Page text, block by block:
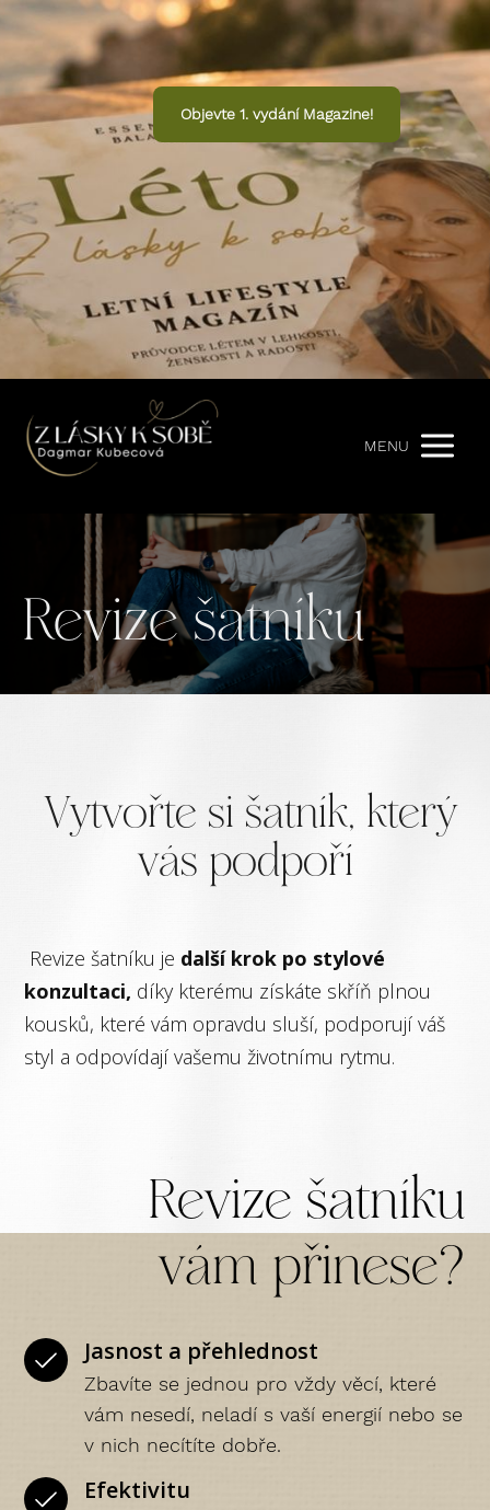
Objevte 1. vydání Magazine!
MENU
Revize šatníku
Vytvořte si šatník, který
vás podpoří
Revize šatníku je další krok po stylové
konzultaci, díky kterému získáte skříň plnou
kousků, které vám opravdu sluší, podporují váš
styl a odpovídají vašemu životnímu rytmu.
Revize šatníku
vám přinese?
Jasnost a přehlednost
Zbavíte se jednou pro vždy věcí, které
vám nesedí, neladí s vaší energií nebo se
v nich necítíte dobře.
Efektivitu